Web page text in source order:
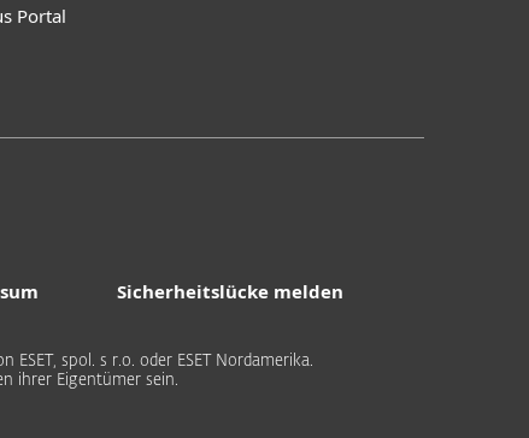
Portal
Sicherheitslücke melden
spol. s r.o. oder ESET Nordamerika.
ihrer Eigentümer sein.